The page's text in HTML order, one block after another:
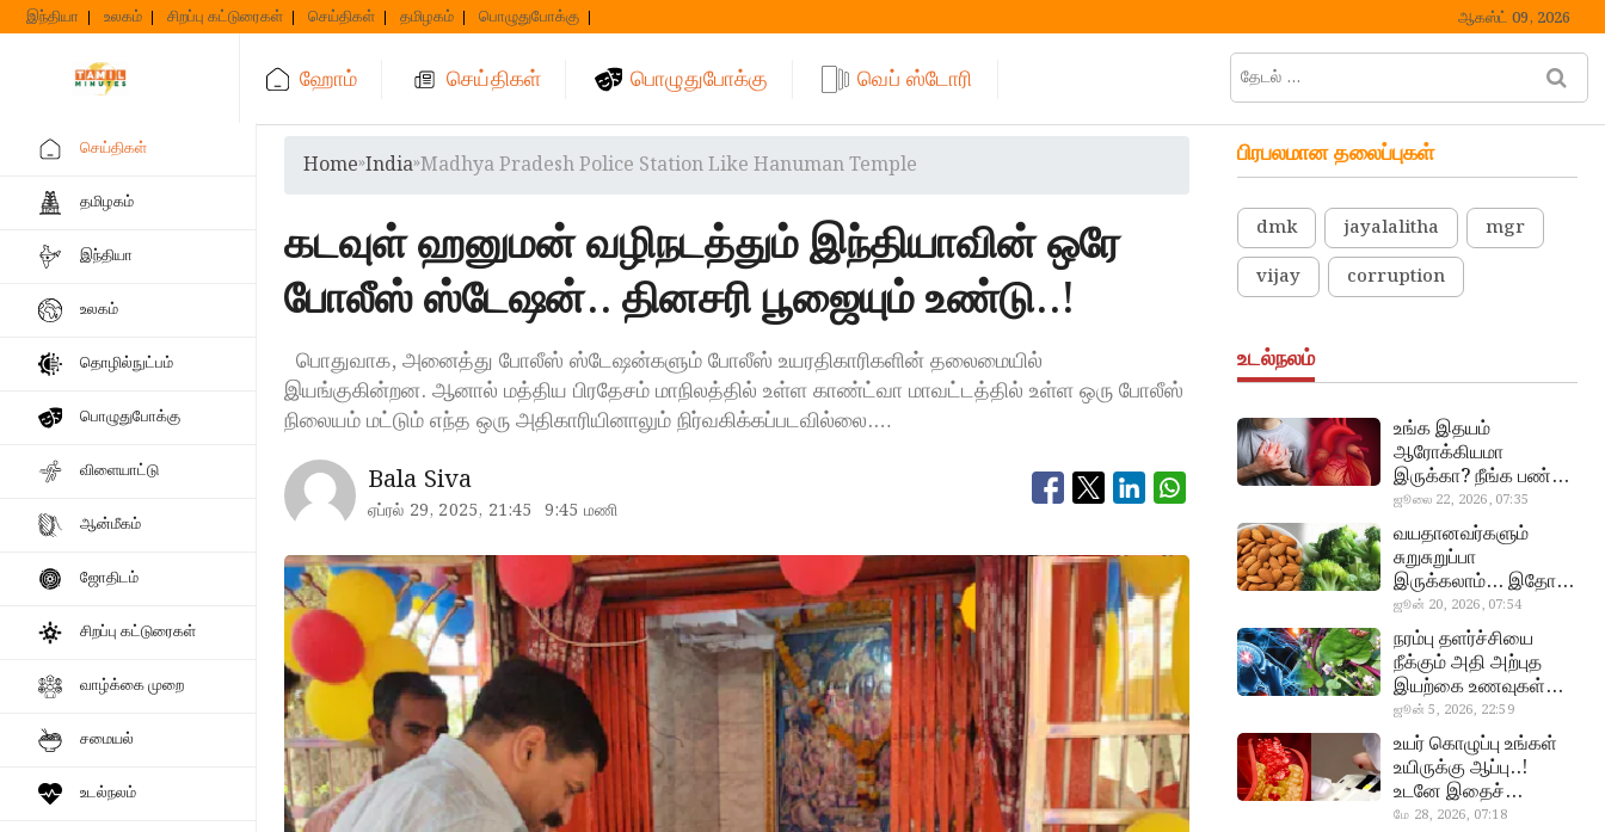
Skip
to
இந்தியா உலகம் சிறப்பு கட்டுரைகள் செய்திகள் தமிழகம் பொழுதுபோக்கு ஆகஸ்ட் 09, 2026
ஹோம் செய்திகள் பொழுதுபோக்கு வெப் ஸ்டோரி
தேடல்
… M
செய்திகள்
தமிழகம்
இந்தியா
உலகம்
தொழில்நுட்பம்
பொழுதுபோக்கு
விளையாட்டு
ஆன்மீகம்
ஜோதிடம்
சிறப்பு கட்டுரைகள்
வாழ்க்கை முறை
சமையல்
உடல்நலம்
Home»India»Madhya Pradesh Police Station Like Hanuman Temple
கடவுள் ஹனுமன் வழிநடத்தும் இந்தியாவின் ஒரே
போலீஸ் ஸ்டேஷன்.. தினசரி பூஜையும் உண்டு..!
பொதுவாக, அனைத்து போலீஸ் ஸ்டேஷன்களும் போலீஸ் உயரதிகாரிகளின் தலைமையில்
இயங்குகின்றன. ஆனால் மத்திய பிரதேசம் மாநிலத்தில் உள்ள காண்ட்வா மாவட்டத்தில் உள்ள ஒரு போலீஸ்
நிலையம் மட்டும் எந்த ஒரு அதிகாரியினாலும் நிர்வகிக்கப்படவில்லை.…
Bala Siva
ஏப்ரல் 29, 2025, 21:45 9:45 மணி
பிரபலமான தலைப்புகள்
dmk jayalalitha
mgr
vijay
corruption
உடல்நலம்
உங்க இதயம்
ஆரோக்கியமா
இருக்கா? நீங்க பண்ண
வேண்டிய எளிய 5
டெஸ்ட்!
ஜூலை 22, 2026, 07:35
வயதானவர்களும்
சுறுசுறுப்பா
இருக்கலாம்… இதோ
சூப்பர் உணவுகள்!
ஜூன் 20, 2026, 07:54
chi,
pasalaikeerai
நரம்பு தளர்ச்சியை
நீக்கும் அதி அற்புத
இயற்கை உணவுகள்…
தவற விட்டுறாதீங்க!
ஜூன் 5, 2026, 22:59
உயர் கொழுப்பு உங்கள்
உயிருக்கு ஆப்பு..!
உடனே இதைச்
செய்யுங்க!
மே 28, 2026, 07:18